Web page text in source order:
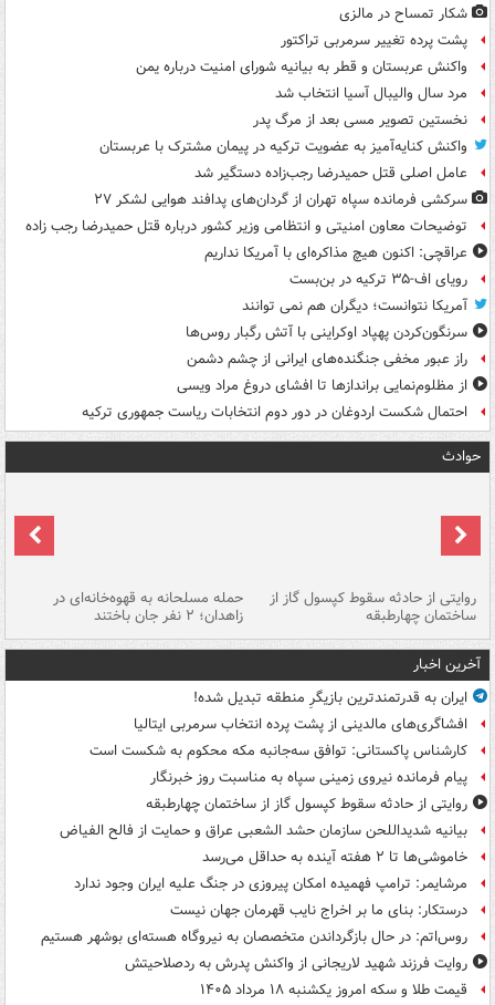
شکار تمساح در مالزی
پشت پرده تغییر سرمربی تراکتور
واکنش عربستان و قطر به بیانیه شورای امنیت درباره یمن
مرد سال والیبال آسیا انتخاب شد
نخستین تصویر مسی بعد از مرگ پدر
واکنش کنایه‌آمیز به عضویت ترکیه در پیمان مشترک با عربستان
عامل اصلی قتل حمیدرضا رجب‌زاده دستگیر شد
سرکشی فرمانده سپاه تهران از گردان‌های پدافند هوایی لشکر ۲۷
توضیحات معاون امنیتی و انتظامی وزیر کشور درباره قتل حمیدرضا رجب زاده
عراقچی: اکنون هیچ مذاکره‌ای با آمریکا نداریم
رویای اف-۳۵ ترکیه در بن‌بست
آمریکا نتوانست؛ دیگران هم نمی توانند
سرنگون‌کردن پهپاد اوکراینی با آتش رگبار روس‌ها
راز عبور مخفی جنگنده‌های ایرانی از چشم دشمن
از مظلوم‌نمایی براندازها تا افشای دروغ مراد ویسی
احتمال شکست اردوغان در دور دوم انتخابات ریاست جمهوری ترکیه
حوادث
روایتی از حادثه سقوط کپسول گاز از
ساختمان چهارطبقه
حمله مسلحانه به قهوه‌خانه‌ای در
زاهدان؛ ۲ نفر جان باختند
آخرین اخبار
ایران به قدرتمندترین بازیگرِ منطقه تبدیل شده!
افشاگری‌های مالدینی از پشت پرده انتخاب سرمربی ایتالیا
کارشناس پاکستانی: توافق سه‌جانبه مکه محکوم به شکست است
پیام فرمانده نیروی زمینی سپاه به مناسبت روز خبرنگار
روایتی از حادثه سقوط کپسول گاز از ساختمان چهارطبقه
بیانیه شدیداللحن سازمان حشد الشعبی عراق و حمایت از فالح الفیاض
خاموشی‌ها تا ۲ هفته آینده به حداقل می‌رسد
مرشایمر: ترامپ فهمیده امکان پیروزی در جنگ علیه ایران وجود ندارد
درستکار: بنای ما بر اخراج نایب قهرمان جهان نیست
روس‌اتم: در حال بازگرداندن متخصصان به نیروگاه هسته‌ای بوشهر هستیم
روایت فرزند شهید لاریجانی از واکنش پدرش به ردصلاحیتش
قیمت طلا و سکه امروز یکشنبه ۱۸ مرداد ۱۴۰۵